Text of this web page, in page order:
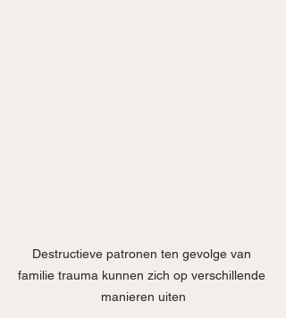
Destructieve patronen ten gevolge van
familie trauma kunnen zich op verschillende
manieren uiten